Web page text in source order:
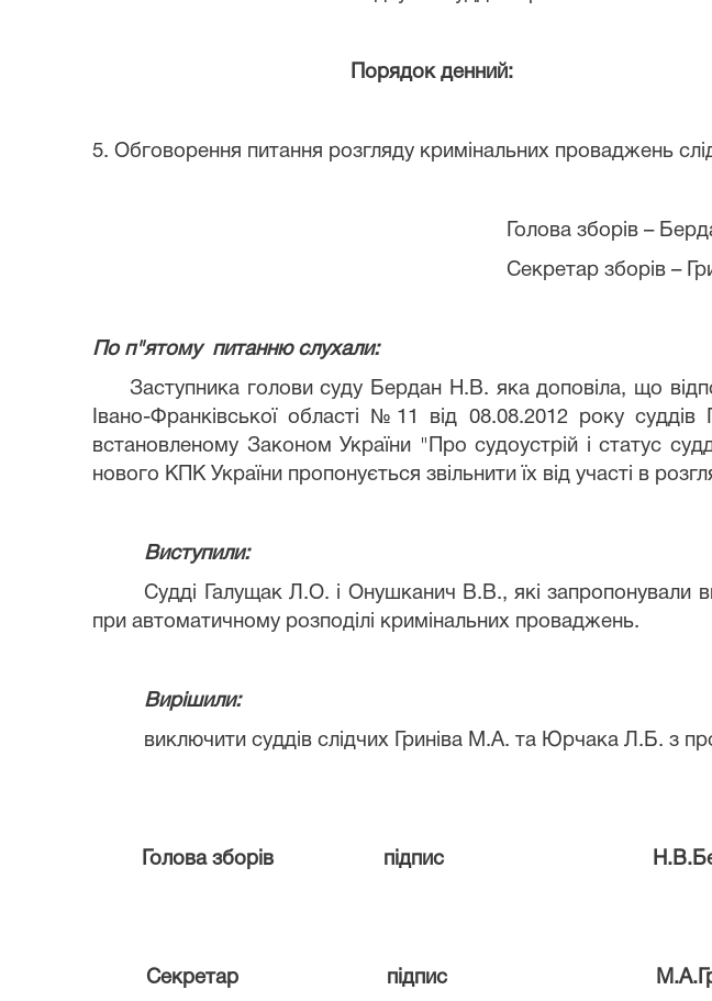
Порядок денний:
5. Обговорення питання розгляду кримінальних проваджень
Голова зборів –
Секретар зборів –
По п"ятому питанню слухали:
Заступника голови суду Бердан Н.В. яка доповіла, що
Івано-Франківської області №11 від 08.08.2012 року
встановленому Законом України "Про судоустрій і статус
нового КПК України пропонується звільнити їх від участі в
Виступили:
Судді Галущак Л.О. і Онушканич В.В., які запропонували
при автоматичному розподілі кримінальних проваджень.
Вирішили:
виключити суддів слідчих Гриніва М.А. та Юрчака Л.Б. з
Голова зборів підпис
Секретар підпис